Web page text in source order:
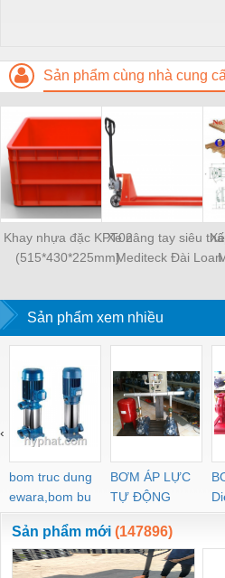
Sản phẩm cùng nhà cung
Khay nhựa đặc KPT02
(515*430*225mm)
Xe nâng tay siêu
Mediteck Đài Loan
Sản phẩm xem nhiều
bom truc dung
ewara,bom bu
ewara
BƠM ÁP LỰC
TỰ ĐỘNG
‹
Sản phẩm mới (147896)